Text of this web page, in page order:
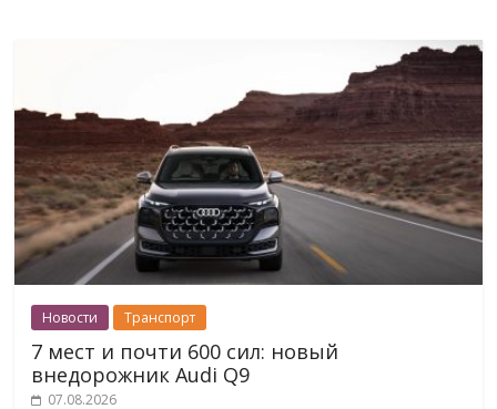
Новости Транспорт
7 мест и почти 600 сил: новый
внедорожник Audi Q9
07.08.2026